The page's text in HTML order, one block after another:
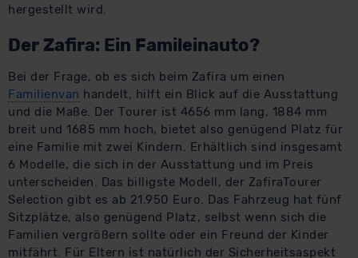
hergestellt wird.
Der Zafira: Ein Famileinauto?
Bei der Frage, ob es sich beim Zafira um einen
Familienvan handelt, hilft ein Blick auf die Ausstattung
und die Maße. Der Tourer ist 4656 mm lang, 1884 mm
breit und 1685 mm hoch, bietet also genügend Platz für
eine Familie mit zwei Kindern. Erhältlich sind insgesamt
6 Modelle, die sich in der Ausstattung und im Preis
unterscheiden. Das billigste Modell, der ZafiraTourer
Selection gibt es ab 21.950 Euro. Das Fahrzeug hat fünf
Sitzplätze, also genügend Platz, selbst wenn sich die
Familien vergrößern sollte oder ein Freund der Kinder
mitfährt. Für Eltern ist natürlich der Sicherheitsaspekt